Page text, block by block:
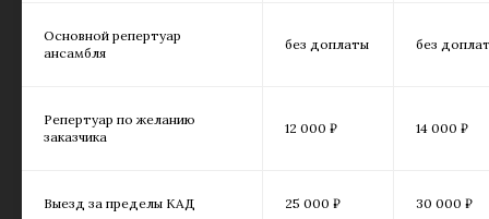
Основной репертуар
ансамбля
без доплаты без
Репертуар по желанию
заказчика
12 000 ₽ 14 000 ₽
Выезд за пределы КАД 25 000 ₽ 30 000 ₽